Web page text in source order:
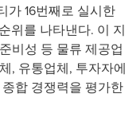
가 16번째로 실시한
위를 나타낸다. 이 지
비성 등 물류 제공업
, 유통업체, 투자자에
합 경쟁력을 평가한